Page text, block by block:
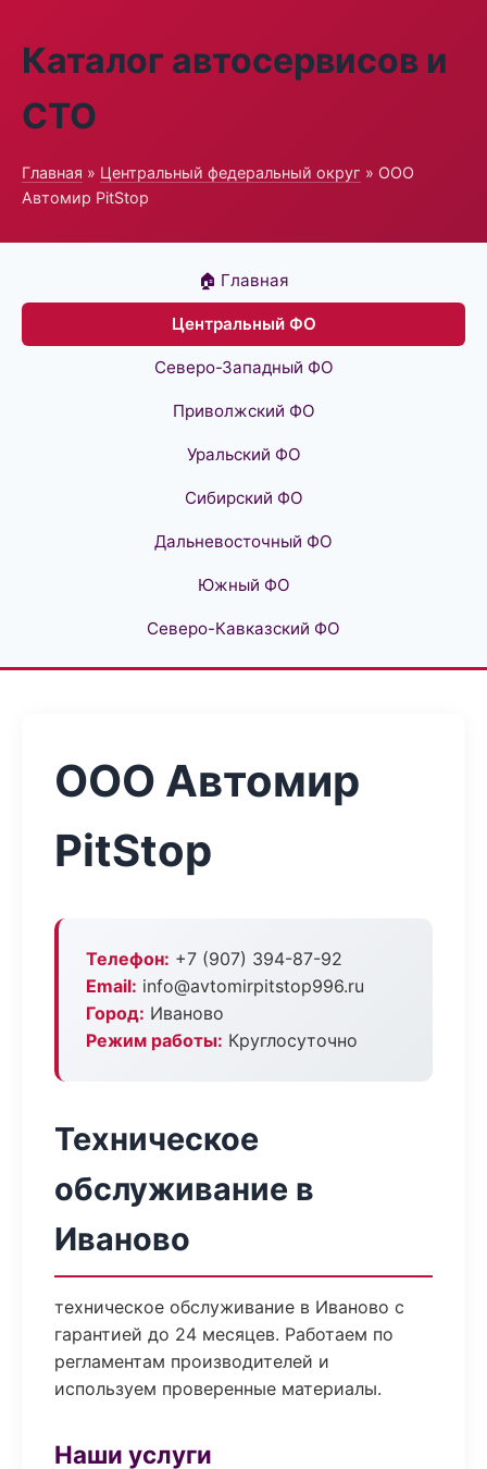
Каталог автосервисов и
СТО
Главная » Центральный федеральный округ » ООО
Автомир PitStop
🏠 Главная
Центральный ФО
Северо-Западный ФО
Приволжский ФО
Уральский ФО
Сибирский ФО
Дальневосточный ФО
Южный ФО
Северо-Кавказский ФО
ООО Автомир
PitStop
Телефон: +7 (907) 394-87-92
Email: info@avtomirpitstop996.ru
Город: Иваново
Режим работы: Круглосуточно
Техническое
обслуживание в
Иваново
техническое обслуживание в Иваново с
гарантией до 24 месяцев. Работаем по
регламентам производителей и
используем проверенные материалы.
Наши услуги